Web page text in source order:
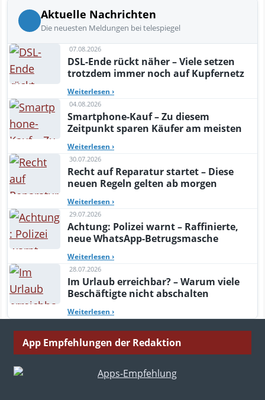
Aktuelle Nachrichten
Die neuesten Meldungen bei telespiegel
07.08.2026
DSL-Ende rückt näher – Viele setzen
trotzdem immer noch auf Kupfernetz
Weiterlesen ›
04.08.2026
Smartphone-Kauf – Zu diesem
Zeitpunkt sparen Käufer am meisten
Weiterlesen ›
30.07.2026
Recht auf Reparatur startet – Diese
neuen Regeln gelten ab morgen
Weiterlesen ›
29.07.2026
Achtung: Polizei warnt – Raffinierte,
neue WhatsApp-Betrugsmasche
Weiterlesen ›
28.07.2026
Im Urlaub erreichbar? – Warum viele
Beschäftigte nicht abschalten
Weiterlesen ›
App Empfehlungen der Redaktion